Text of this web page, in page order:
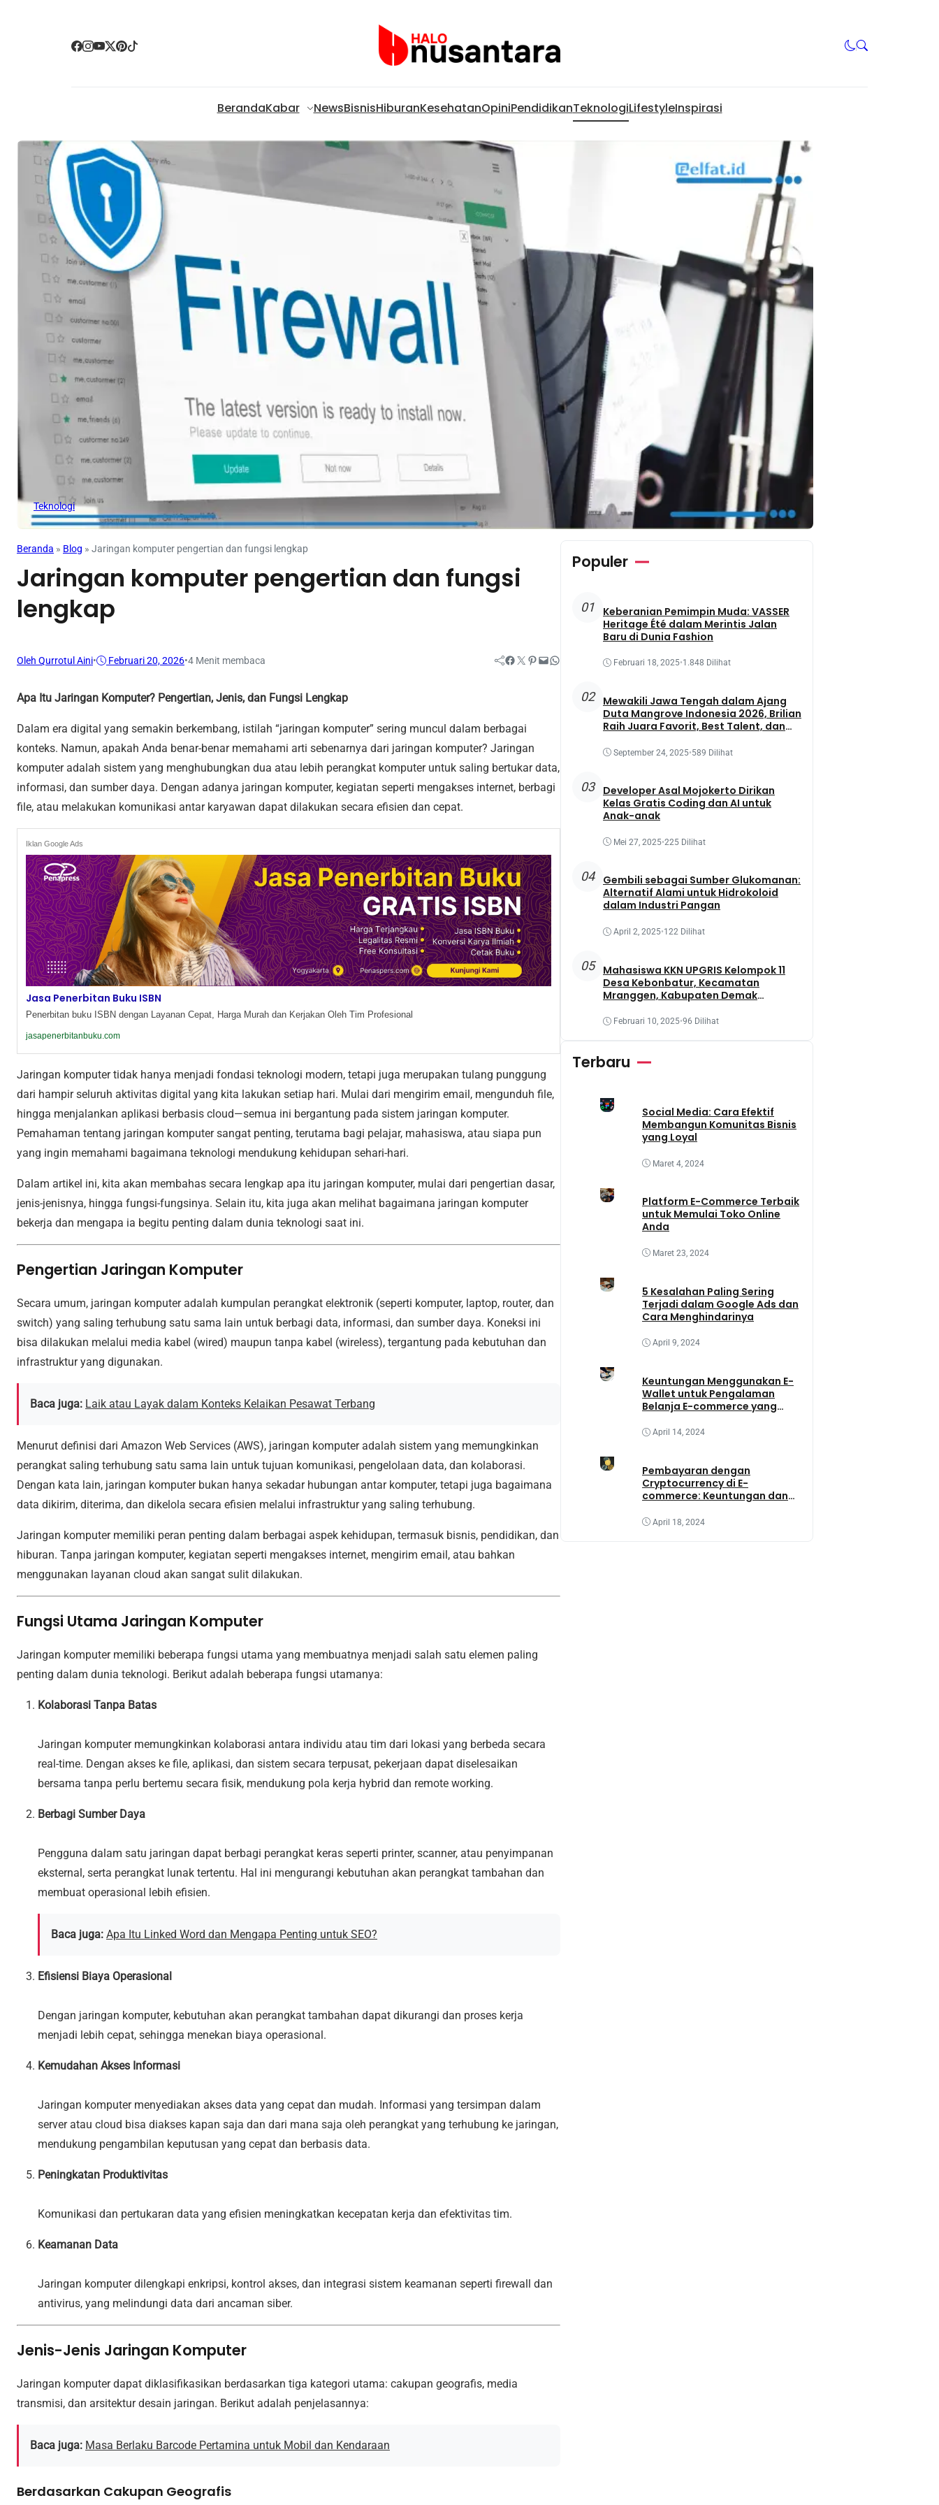
BerandaKabar NewsBisnisHiburanKesehatanOpiniPendidikanTeknologiLifestyleInspirasi
Teknologi
Beranda » Blog » Jaringan komputer pengertian dan fungsi lengkap
Jaringan komputer pengertian dan fungsi
lengkap
Oleh Qurrotul Aini• Februari 20, 2026•4 Menit membaca Facebook Twitter Pinterest Mail WhatsApp
Apa Itu Jaringan Komputer? Pengertian, Jenis, dan Fungsi Lengkap
Dalam era digital yang semakin berkembang, istilah “jaringan komputer” sering muncul dalam berbagai
konteks. Namun, apakah Anda benar-benar memahami arti sebenarnya dari jaringan komputer? Jaringan
komputer adalah sistem yang menghubungkan dua atau lebih perangkat komputer untuk saling bertukar data,
informasi, dan sumber daya. Dengan adanya jaringan komputer, kegiatan seperti mengakses internet, berbagi
file, atau melakukan komunikasi antar karyawan dapat dilakukan secara efisien dan cepat.
Iklan Google Ads
Jasa Penerbitan Buku ISBN
Penerbitan buku ISBN dengan Layanan Cepat, Harga Murah dan Kerjakan Oleh Tim Profesional
jasapenerbitanbuku.com
Jaringan komputer tidak hanya menjadi fondasi teknologi modern, tetapi juga merupakan tulang punggung
dari hampir seluruh aktivitas digital yang kita lakukan setiap hari. Mulai dari mengirim email, mengunduh file,
hingga menjalankan aplikasi berbasis cloud—semua ini bergantung pada sistem jaringan komputer.
Pemahaman tentang jaringan komputer sangat penting, terutama bagi pelajar, mahasiswa, atau siapa pun
yang ingin memahami bagaimana teknologi mendukung kehidupan sehari-hari.
Dalam artikel ini, kita akan membahas secara lengkap apa itu jaringan komputer, mulai dari pengertian dasar,
jenis-jenisnya, hingga fungsi-fungsinya. Selain itu, kita juga akan melihat bagaimana jaringan komputer
bekerja dan mengapa ia begitu penting dalam dunia teknologi saat ini.
Pengertian Jaringan Komputer
Secara umum, jaringan komputer adalah kumpulan perangkat elektronik (seperti komputer, laptop, router, dan
switch) yang saling terhubung satu sama lain untuk berbagi data, informasi, dan sumber daya. Koneksi ini
bisa dilakukan melalui media kabel (wired) maupun tanpa kabel (wireless), tergantung pada kebutuhan dan
infrastruktur yang digunakan.
Baca juga: Laik atau Layak dalam Konteks Kelaikan Pesawat Terbang
Menurut definisi dari Amazon Web Services (AWS), jaringan komputer adalah sistem yang memungkinkan
perangkat saling terhubung satu sama lain untuk tujuan komunikasi, pengelolaan data, dan kolaborasi.
Dengan kata lain, jaringan komputer bukan hanya sekadar hubungan antar komputer, tetapi juga bagaimana
data dikirim, diterima, dan dikelola secara efisien melalui infrastruktur yang saling terhubung.
Jaringan komputer memiliki peran penting dalam berbagai aspek kehidupan, termasuk bisnis, pendidikan, dan
hiburan. Tanpa jaringan komputer, kegiatan seperti mengakses internet, mengirim email, atau bahkan
menggunakan layanan cloud akan sangat sulit dilakukan.
Fungsi Utama Jaringan Komputer
Jaringan komputer memiliki beberapa fungsi utama yang membuatnya menjadi salah satu elemen paling
penting dalam dunia teknologi. Berikut adalah beberapa fungsi utamanya:
Kolaborasi Tanpa Batas
Jaringan komputer memungkinkan kolaborasi antara individu atau tim dari lokasi yang berbeda secara
real-time. Dengan akses ke file, aplikasi, dan sistem secara terpusat, pekerjaan dapat diselesaikan
bersama tanpa perlu bertemu secara fisik, mendukung pola kerja hybrid dan remote working.
Berbagi Sumber Daya
Pengguna dalam satu jaringan dapat berbagi perangkat keras seperti printer, scanner, atau penyimpanan
eksternal, serta perangkat lunak tertentu. Hal ini mengurangi kebutuhan akan perangkat tambahan dan
membuat operasional lebih efisien.
Baca juga: Apa Itu Linked Word dan Mengapa Penting untuk SEO?
Efisiensi Biaya Operasional
Dengan jaringan komputer, kebutuhan akan perangkat tambahan dapat dikurangi dan proses kerja
menjadi lebih cepat, sehingga menekan biaya operasional.
Kemudahan Akses Informasi
Jaringan komputer menyediakan akses data yang cepat dan mudah. Informasi yang tersimpan dalam
server atau cloud bisa diakses kapan saja dan dari mana saja oleh perangkat yang terhubung ke jaringan,
mendukung pengambilan keputusan yang cepat dan berbasis data.
Peningkatan Produktivitas
Komunikasi dan pertukaran data yang efisien meningkatkan kecepatan kerja dan efektivitas tim.
Keamanan Data
Jaringan komputer dilengkapi enkripsi, kontrol akses, dan integrasi sistem keamanan seperti firewall dan
antivirus, yang melindungi data dari ancaman siber.
Jenis-Jenis Jaringan Komputer
Jaringan komputer dapat diklasifikasikan berdasarkan tiga kategori utama: cakupan geografis, media
transmisi, dan arsitektur desain jaringan. Berikut adalah penjelasannya:
Baca juga: Masa Berlaku Barcode Pertamina untuk Mobil dan Kendaraan
Berdasarkan Cakupan Geografis
Populer
01
Keberanian Pemimpin Muda: VASSER
Heritage Été dalam Merintis Jalan
Baru di Dunia Fashion
Februari 18, 2025•1.848 Dilihat
02
Mewakili Jawa Tengah dalam Ajang
Duta Mangrove Indonesia 2026, Brilian
Raih Juara Favorit, Best Talent, dan
September 24, 2025•589 Dilihat
03
Developer Asal Mojokerto Dirikan
Kelas Gratis Coding dan AI untuk
Anak-anak
Mei 27, 2025•225 Dilihat
04
Gembili sebagai Sumber Glukomanan:
Alternatif Alami untuk Hidrokoloid
dalam Industri Pangan
April 2, 2025•122 Dilihat
05
Mahasiswa KKN UPGRIS Kelompok 11
Desa Kebonbatur, Kecamatan
Mranggen, Kabupaten Demak
Obat Dengan Memanfaatkan Lahan
Februari 10, 2025•96 Dilihat
Terbaru
Social Media: Cara Efektif
Membangun Komunitas Bisnis
yang Loyal
Maret 4, 2024
Platform E-Commerce Terbaik
untuk Memulai Toko Online
Anda
Maret 23, 2024
5 Kesalahan Paling Sering
Terjadi dalam Google Ads dan
Cara Menghindarinya
April 9, 2024
Keuntungan Menggunakan E-
Wallet untuk Pengalaman
Belanja E-commerce yang
April 14, 2024
Pembayaran dengan
Cryptocurrency di E-
commerce: Keuntungan dan
April 18, 2024